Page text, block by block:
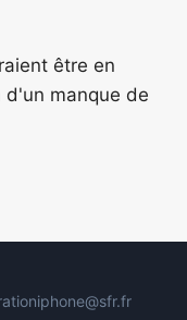
être en
d'un manque de